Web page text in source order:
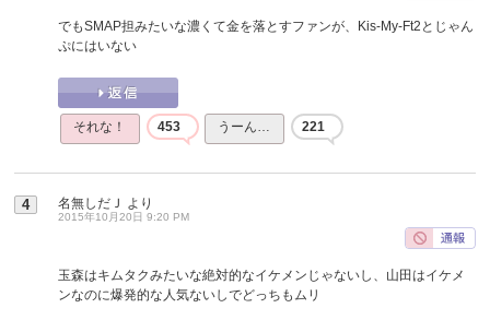
でもSMAP担みたいな濃くて金を落とすファンが、Kis-My-Ft2とじゃん
ぷにはいない
それな！ 453 うーん… 221
4 名無しだＪ より
2015年10月20日 9:20 PM
玉森はキムタクみたいな絶対的なイケメンじゃないし、山田はイケメ
ンなのに爆発的な人気ないしでどっちもムリ